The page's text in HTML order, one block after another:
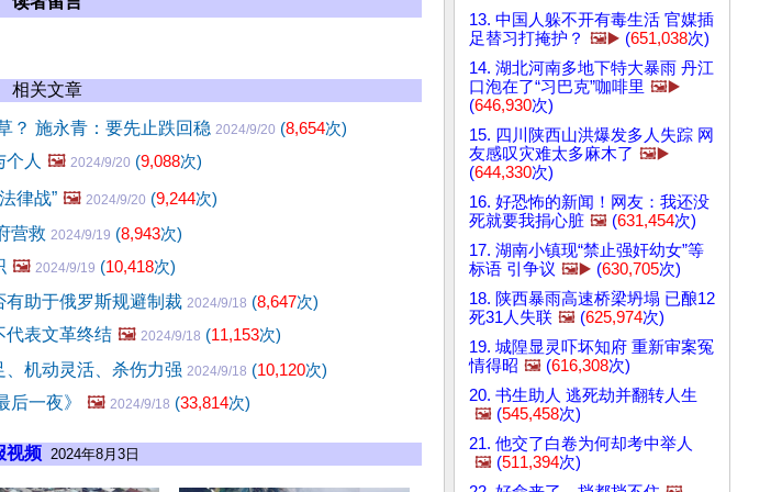
相关文章
？ 施永青：要先止跌回稳 2024/9/20 (8,654次)
人 🖼️ 2024/9/20 (9,088次)
律战” 🖼️ 2024/9/20 (9,244次)
营救 2024/9/19 (8,943次)
🖼️ 2024/9/19 (10,418次)
助于俄罗斯规避制裁 2024/9/18 (8,647次)
表文革终结 🖼️ 2024/9/18 (11,153次)
机动灵活、杀伤力强 2024/9/18 (10,120次)
一夜》
🖼️ 2024/9/18 (33,814次)
视频 2024年8月3日
13. 中国人躲不开有毒生活 官媒插
足替习打掩护？ 🖼️▶️ (651,038次)
14. 湖北河南多地下特大暴雨 丹江
口泡在了“习巴克”咖啡里 🖼️▶️
(646,930次)
15. 四川陕西山洪爆发多人失踪 网
友感叹灾难太多麻木了 🖼️▶️
(644,330次)
16. 好恐怖的新闻！网友：我还没
死就要我捐心脏 🖼️ (631,454次)
17. 湖南小镇现“禁止强奸幼女”等
标语 引争议 🖼️▶️ (630,705次)
18. 陕西暴雨高速桥梁坍塌 已酿12
死31人失联 🖼️ (625,974次)
19. 城隍显灵吓坏知府 重新审案冤
情得昭 🖼️ (616,308次)
20. 书生助人 逃死劫并翻转人生
🖼️ (545,458次)
21. 他交了白卷为何却考中举人
🖼️ (511,394次)